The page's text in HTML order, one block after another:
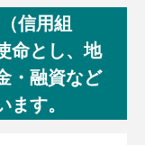
信用組
命とし、地
・融資など
す。